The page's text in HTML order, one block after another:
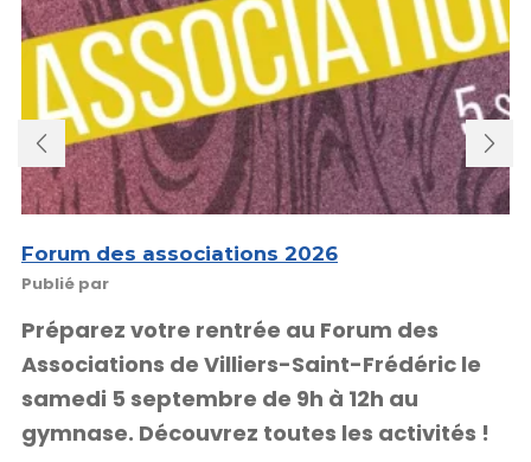
Forum des associations 2026
Publié par
Préparez votre rentrée au Forum des
Associations de Villiers-Saint-Frédéric le
samedi 5 septembre de 9h à 12h au
gymnase. Découvrez toutes les activités !